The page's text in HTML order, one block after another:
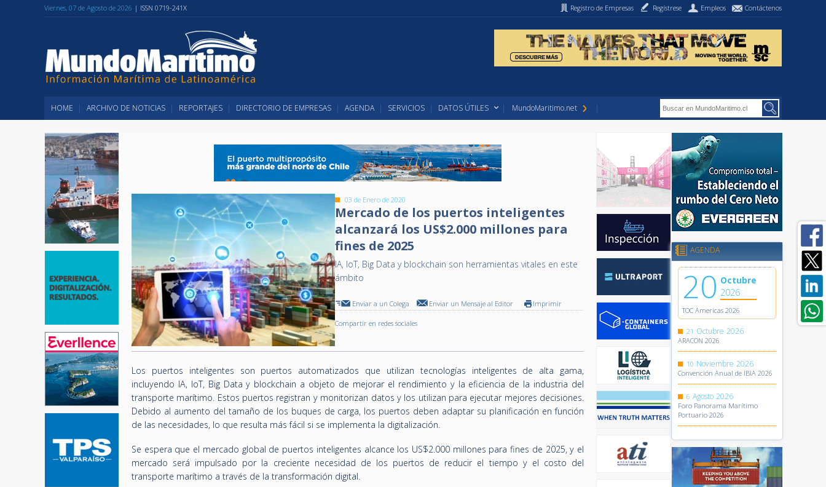
Viernes, 07 de Agosto de 2026 | ISSN 0719-241X Registro de Empresas Regístrese Empleos Contáctenos
HOME ARCHIVO DE NOTICIAS REPORTAJES DIRECTORIO DE EMPRESAS AGENDA SERVICIOS DATOS ÚTILES MundoMaritimo.net
03 de Enero de 2020
Mercado de los puertos inteligentes
alcanzará los US$2.000 millones para
fines de 2025
IA, IoT, Big Data y blockchain son herramientas vitales en este
ámbito
Enviar a un Colega Enviar un Mensaje al Editor Imprimir
Compartir en redes sociales
Los puertos inteligentes son puertos automatizados que utilizan tecnologías inteligentes de alta gama,
incluyendo IA, IoT, Big Data y blockchain a objeto de mejorar el rendimiento y la eficiencia de la industria del
transporte marítimo. Estos puertos registran y monitorizan datos y los utilizan para ejecutar mejores decisiones.
Debido al aumento del tamaño de los buques de carga, los puertos deben adaptar su planificación en función
de las necesidades, lo que resulta más fácil si se implementa la digitalización.
Se espera que el mercado global de puertos inteligentes alcance los US$2.000 millones para fines de 2025, y el
mercado será impulsado por la creciente necesidad de los puertos de reducir el tiempo y el costo del
transporte marítimo a través de la transformación digital.
AGENDA
20 Octubre
2026
TOC Americas 2026
21 Octubre 2026
ARACON 2026
10 Noviembre 2026
Convención Anual de IBIA 2026
6 Agosto 2026
Foro Panorama Marítimo
Portuario 2026